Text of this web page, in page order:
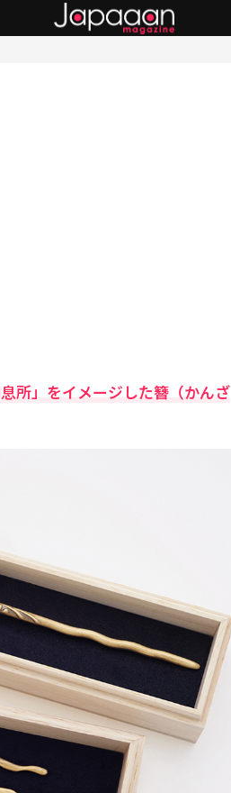
所」をイメージした簪（かんざ